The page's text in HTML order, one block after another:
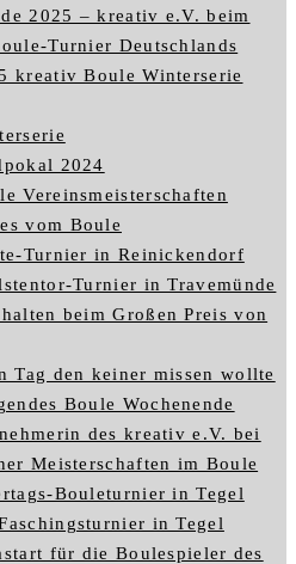
2025 – kreativ e.V. beim
Turnier Deutschlands
kreativ Boule Winterserie
2024
Vereinsmeisterschaften
vom Boule
Turnier in Reinickendorf
Turnier in Travemünde
beim Großen Preis von
Tag den keiner missen wollte
Boule Wochenende
des kreativ e.V. bei
Meisterschaften im Boule
Bouleturnier in Tegel
in Tegel
für die Boulespieler des